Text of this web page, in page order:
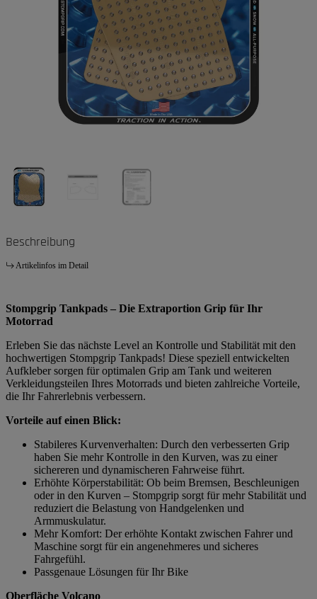
Beschreibung
Artikelinfos im Detail
Stompgrip Tankpads – Die Extraportion Grip für Ihr
Motorrad
Erleben Sie das nächste Level an Kontrolle und Stabilität mit den
hochwertigen Stompgrip Tankpads! Diese speziell entwickelten
Aufkleber sorgen für optimalen Grip am Tank und weiteren
Verkleidungsteilen Ihres Motorrads und bieten zahlreiche Vorteile,
die Ihr Fahrerlebnis verbessern.
Vorteile auf einen Blick:
Stabileres Kurvenverhalten: Durch den verbesserten Grip
haben Sie mehr Kontrolle in den Kurven, was zu einer
sichereren und dynamischeren Fahrweise führt.
Erhöhte Körperstabilität: Ob beim Bremsen, Beschleunigen
oder in den Kurven – Stompgrip sorgt für mehr Stabilität und
reduziert die Belastung von Handgelenken und
Armmuskulatur.
Mehr Komfort: Der erhöhte Kontakt zwischen Fahrer und
Maschine sorgt für ein angenehmeres und sicheres
Fahrgefühl.
Passgenaue Lösungen für Ihr Bike
Oberfläche Volcano